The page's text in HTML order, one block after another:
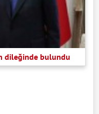
dileğinde bulundu